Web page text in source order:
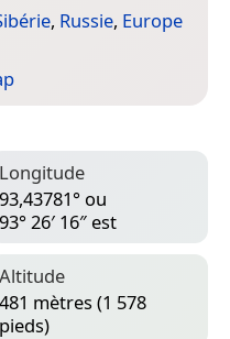
, Russie, Europe
Longitude
93,43781° ou
93° 26′ 16″ est
Altitude
481 mètres (1 578
pieds)